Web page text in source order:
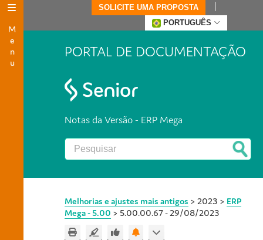
Menu
SOLICITE UMA PROPOSTA
PORTUGUÊS
PORTAL DE DOCUMENTAÇÃO
Notas da Versão - ERP Mega
Melhorias e ajustes mais antigos > 2023 > ERP
Mega - 5.00 > 5.00.00.67 - 29/08/2023